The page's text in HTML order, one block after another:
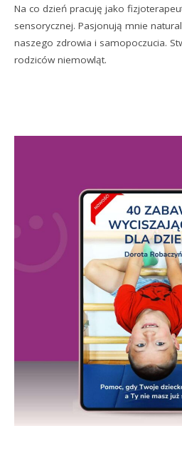
Na co dzień pracuję jako
sensorycznej. Pasjonują mnie
naszego zdrowia i samopoczucia.
rodziców niemowląt.